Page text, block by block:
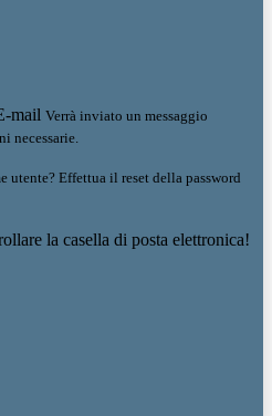
mail Verrà inviato un messaggio
necessarie.
utente? Effettua il reset della password
la casella di posta elettronica!